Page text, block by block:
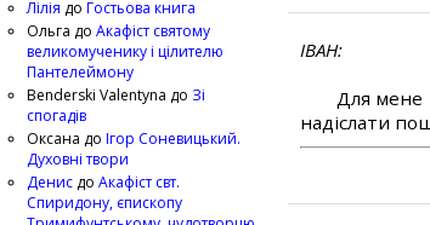
ІВАН
Для мене
надіслати
Лілія до Гостьова книга
Ольга до Акафіст святому
великомученику і цілителю
Пантелеймону
Benderski Valentyna до Зі
спогадів
Оксана до Ігор Соневицький.
Духовні твори
Денис до Акафіст свт.
Спиридону, єпископу